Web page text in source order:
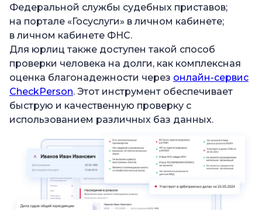
Федеральной службы судебных приставов;
на портале «Госуслуги» в личном кабинете;
в личном кабинете ФНС.
Для юрлиц также доступен такой способ
проверки человека на долги, как комплексная
оценка благонадежности через онлайн-сервис
CheckPerson. Этот инструмент обеспечивает
быструю и качественную проверку с
использованием различных баз данных.